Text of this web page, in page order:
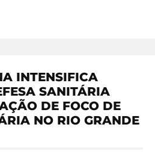
INTENSIFICA
SANITÁRIA
DE FOCO DE
NO RIO GRANDE